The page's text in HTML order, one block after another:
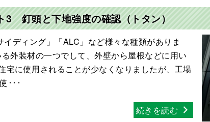
3 釘頭と下地強度の確認（トタン）
ディング」「ALC」など様々な種類がありま
外装材の一つでして、外壁から屋根などに用い
に使用されることが少なくなりましたが、工場
･･･
続きを読む